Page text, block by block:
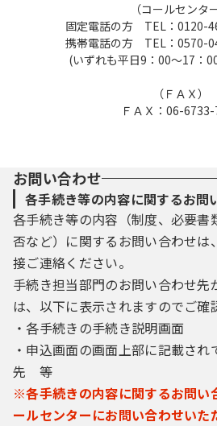
ルアドレスへＵＲＬを送信し
は、メールに記載されている
スすることで、本登録を行い
（４）利用者が登録した情報
おいて管理されます。
（５）利用者は、登録した利
ＧビズＩＤサービスによりロ
は、ＧビズＩＤサービスに登
情報を取得して本システムで
なお、手続により利用できる
ウントの種別を限定すること
（７）ＬＩＮＥ連携が利用で
で、構成団体のＬＩＮＥ公式
子申請にログインする場合は
録された利用者情報を取得し
も使用します。
利用者登録により事前に登
ＩＤ、パスワード又は申請デ
（コールセンター
固定電話の方 TEL：0120-
携帯電話の方 TEL：0570-
(いずれも平日9：00～17：
（ＦＡＸ）
ＦＡＸ：06-
お問い合わせ
各手続き等の内容に関するお問
各手続き等の内容（制度、必要書
否など）に関するお問い合わせは
接ご連絡ください。
手続き担当部門のお問い合わせ
は、以下に表示されますのでご確
・各手続きの手続き説明画面
・申込画面の画面上部に記載さ
先 等
※各手続きの内容に関するお問い
ールセンターにお問い合わせいた